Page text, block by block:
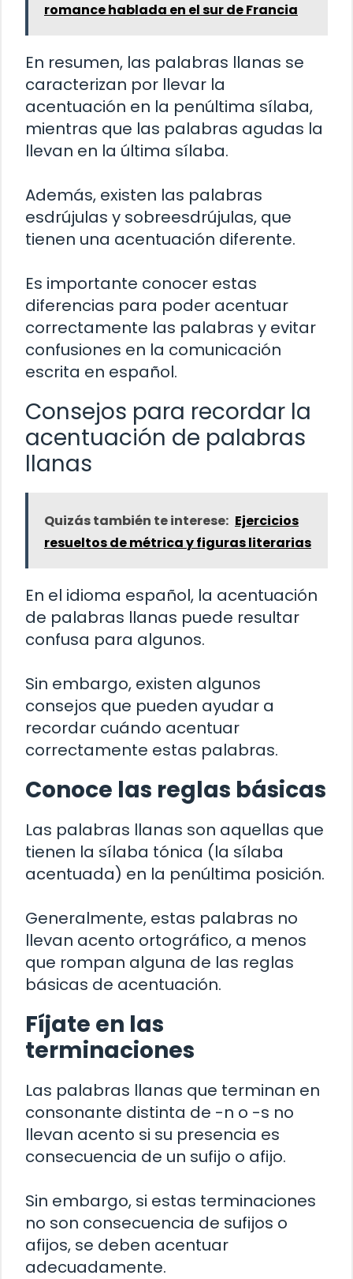
romance hablada en el sur de Francia
En resumen, las palabras llanas se
caracterizan por llevar la
acentuación en la penúltima sílaba,
mientras que las palabras agudas la
llevan en la última sílaba.
Además, existen las palabras
esdrújulas y sobreesdrújulas, que
tienen una acentuación diferente.
Es importante conocer estas
diferencias para poder acentuar
correctamente las palabras y evitar
confusiones en la comunicación
escrita en español.
Consejos para recordar la
acentuación de palabras
llanas
Quizás también te interese: Ejercicios
resueltos de métrica y figuras literarias
En el idioma español, la acentuación
de palabras llanas puede resultar
confusa para algunos.
Sin embargo, existen algunos
consejos que pueden ayudar a
recordar cuándo acentuar
correctamente estas palabras.
Conoce las reglas básicas
Las palabras llanas son aquellas que
tienen la sílaba tónica (la sílaba
acentuada) en la penúltima posición.
Generalmente, estas palabras no
llevan acento ortográfico, a menos
que rompan alguna de las reglas
básicas de acentuación.
Fíjate en las
terminaciones
Las palabras llanas que terminan en
consonante distinta de -n o -s no
llevan acento si su presencia es
consecuencia de un sufijo o afijo.
Sin embargo, si estas terminaciones
no son consecuencia de sufijos o
afijos, se deben acentuar
adecuadamente.